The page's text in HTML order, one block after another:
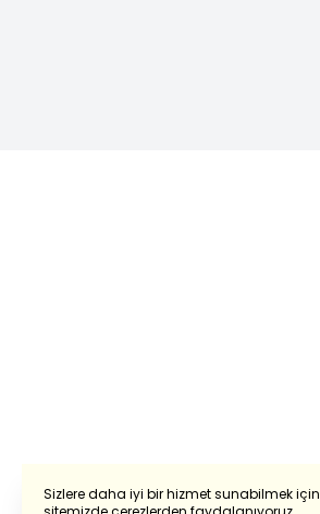
Sizlere daha iyi bir hizmet sunabilmek için